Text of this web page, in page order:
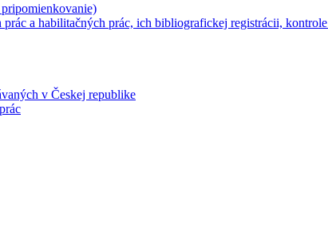
a habilitačných prác, ich bibliografickej registrácii,
v Českej republike